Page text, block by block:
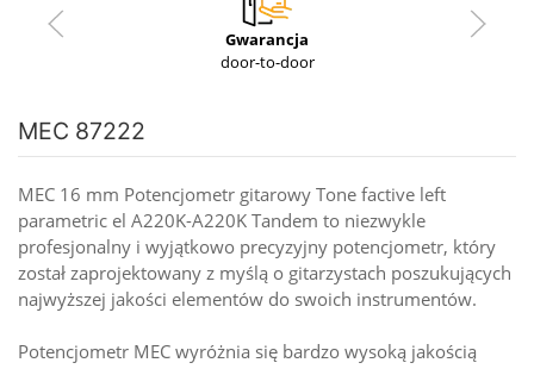
Gwarancja
door-to-door
MEC 87222
MEC 16 mm Potencjometr gitarowy Tone factive left
parametric el A220K-A220K Tandem to niezwykle
profesjonalny i wyjątkowo precyzyjny potencjometr, który
został zaprojektowany z myślą o gitarzystach poszukujących
najwyższej jakości elementów do swoich instrumentów.
Potencjometr MEC wyróżnia się bardzo wysoką jakością